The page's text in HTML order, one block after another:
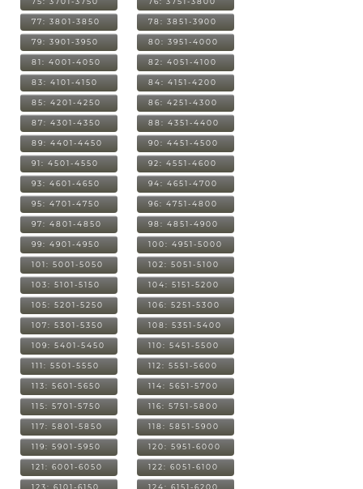
77: 3801-3850 78: 3851-3900
79: 3901-3950 80: 3951-4000
81: 4001-4050 82: 4051-4100
83: 4101-4150 84: 4151-4200
85: 4201-4250 86: 4251-4300
87: 4301-4350 88: 4351-4400
89: 4401-4450 90: 4451-4500
91: 4501-4550 92: 4551-4600
93: 4601-4650 94: 4651-4700
95: 4701-4750 96: 4751-4800
97: 4801-4850 98: 4851-4900
99: 4901-4950 100: 4951-5000
101: 5001-5050 102: 5051-5100
103: 5101-5150 104: 5151-5200
105: 5201-5250 106: 5251-5300
107: 5301-5350 108: 5351-5400
109: 5401-5450 110: 5451-5500
111: 5501-5550 112: 5551-5600
113: 5601-5650 114: 5651-5700
115: 5701-5750 116: 5751-5800
117: 5801-5850 118: 5851-5900
119: 5901-5950 120: 5951-6000
121: 6001-6050 122: 6051-6100
123: 6101-6150 124: 6151-6200